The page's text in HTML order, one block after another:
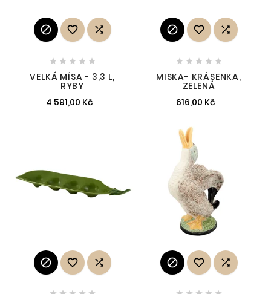
  
    
VELKÁ MÍSA - 3,3 L,
RYBY
4 591,00 Kč
  
    
MISKA- KRÁSENKA,
ZELENÁ
616,00 Kč
     